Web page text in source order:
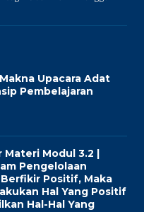
Upacara Adat
Pembelajaran
Materi Modul 3.2 |
Pengelolaan
Positif, Maka
Hal Yang Positif
Hal-Hal Yang